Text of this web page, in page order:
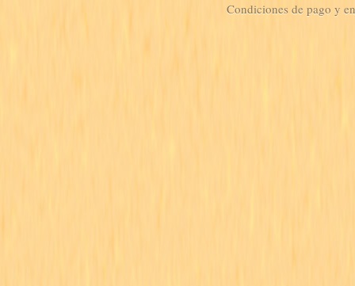
Condiciones de pago y